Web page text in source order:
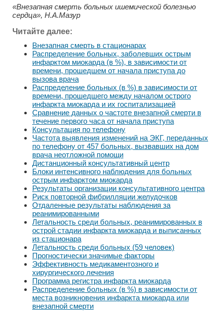
«Внезапная смерть больных ишемической болезнью
сердца», Н.А.Мазур
Читайте далее:
Внезапная смерть в стационарах
Распределение больных, заболевших острым
инфарктом миокарда (в %), в зависимости от
времени, прошедшем от начала приступа до
вызова врача
Распределение больных (в %) в зависимости от
времени, прошедшего между началом острого
инфаркта миокарда и их госпитализацией
Сравнение данных о частоте внезапной смерти в
течение первого часа от начала приступа
Консультация по телефону
Частота выявления изменений на ЭКГ, переданных
по телефону от 457 больных, вызвавших на дом
врача неотложной помощи
Дистанционный консультативный центр
Блоки интенсивного наблюдения для больных
острым инфарктом миокарда
Результаты организации консультативного центра
Риск повторной фибрилляции желудочков
Отдаленные результаты наблюдения за
реанимированными
Летальность среди больных, реанимированных в
острой стадии инфаркта миокарда и выписанных
из стационара
Летальность среди больных (59 человек)
Прогностически значимые факторы
Эффективность медикаментозного и
хирургического лечения
Программа регистра инфаркта миокарда
Распределение больных (в %) в зависимости от
места возникновения инфаркта миокарда или
внезапной смерти